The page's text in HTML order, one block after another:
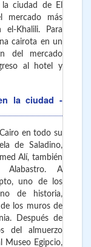
ciudad de El
mercado más
Khalili. Para
cairota en un
del mercado
al hotel y
la ciudad -
en todo su
de Saladino,
Alí, también
A
uno de los
de historia,
los muros de
Después de
del almuerzo
Museo Egipcio,